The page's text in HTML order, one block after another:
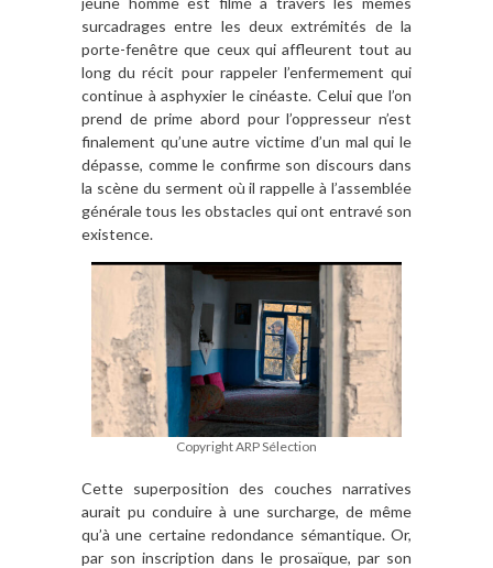
surcadrages entre les deux extrémités de la
porte-fenêtre que ceux qui affleurent tout au
long du récit pour rappeler l’enfermement qui
continue à asphyxier le cinéaste. Celui que l’on
prend de prime abord pour l’oppresseur n’est
finalement qu’une autre victime d’un mal qui le
dépasse, comme le confirme son discours dans
la scène du serment où il rappelle à l’assemblée
générale tous les obstacles qui ont entravé son
existence.
Copyright ARP Sélection
Cette superposition des couches narratives
aurait pu conduire à une surcharge, de même
qu’à une certaine redondance sémantique. Or,
par son inscription dans le prosaïque, par son